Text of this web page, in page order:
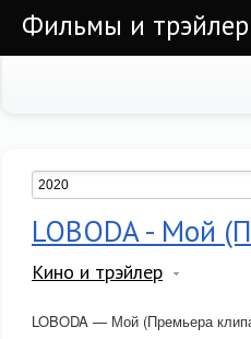
Фильмы и
LOBODA - Мой
Кино и трэйлер
LOBODA — Мой (Премьера